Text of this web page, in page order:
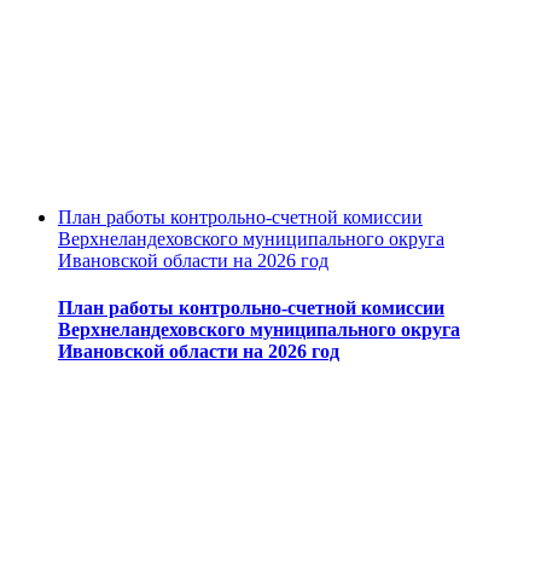
План работы контрольно-счетной комиссии
Верхнеландеховского муниципального округа
Ивановской области на 2026 год
План работы контрольно-счетной комиссии
Верхнеландеховского муниципального округа
Ивановской области на 2026 год